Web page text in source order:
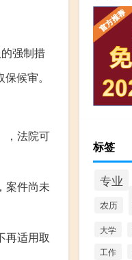
强制措
候审。
，法院可
案件尚未
再适用取
标签
专业
农历
大学
工作